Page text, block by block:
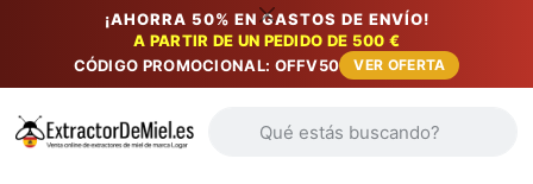
¡AHORRA 50% EN GASTOS DE ENVÍO!
A PARTIR DE UN PEDIDO DE 500 €
CÓDIGO PROMOCIONAL: OFFV50
VER OFERTA